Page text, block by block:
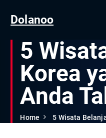
Dolanoo
5
Korea
Anda
Home 5 Wisata